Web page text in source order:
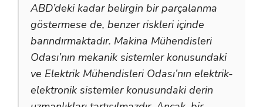
ABD’deki kadar belirgin bir parçalanma
göstermese de, benzer riskleri içinde
barındırmaktadır. Makina Mühendisleri
Odası’nın mekanik sistemler konusundaki
ve Elektrik Mühendisleri Odası’nın elektrik-
elektronik sistemler konusundaki derin